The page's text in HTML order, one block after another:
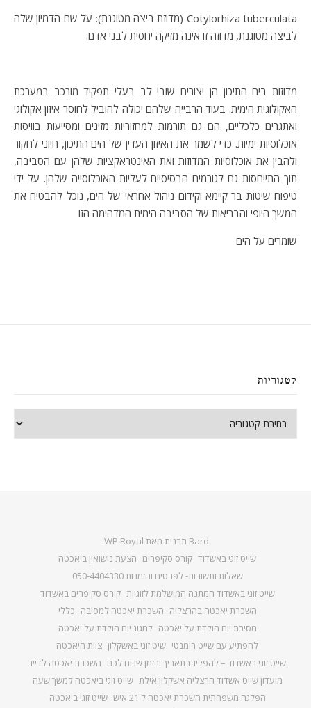
Cotylorhiza tuberculata (מדוזת ביצה מטוגנת): על שם הדמיון שלה
לביצה מטוגנת, מדוזה זו אינה מזיקה יחסית לבני אדם.
מדוזות בים התיכון הן יצורים שובי לב בעלי תפקיד מורכב במערכת
האקולוגית הימית. בעוד הרבייה שלהם יכולה להוביל לחוסר איזון אקולוגי
ואתגרים כלכליים, הם גם תורמות למחזוריות מזינים ומסייעות בוויסות
אוכלוסיות ימיות. כדי לשמר את האיזון העדין של הים התיכון, חיוני לחקור
ולהבין את אוכלוסיות המדוזות ואת האינטראקציות שלהן עם הסביבה,
תוך התייחסות גם לגורמים הבסיסיים לעליות האוכלוסייה שלהן. על ידי
טיפוח שיטות בר קיימא וקידום ניהול אחראי של הים, נוכל להבטיח את
המשך היופי והבריאות של הסביבה הימית המדהימה הזו
שומרים על הים
קטגוריות
Bard תבנית מאת WP Royal
.
שייט זוגי באשדוד קורס סקיפרים הצעת נישואין ביאכטה
שאלות ותשובות- לפרטים והזמנות 050-4404330
שייט זוגי באשדוד המתנה המושלמת לזוגיות קורס סקיפרים באשדוד
השכרת יאכטה בהרצליה השכרת יאכטה למסיבה כללי
מסיבת יום הולדת על יאכטה לחגוג יום הולדת על יאכטה
להפתיע עם שייט רומנטי שיט זוגי באשקלון צוות היאכטה
שייט זוגי באשדוד – להפליג בתאריך ובזמן שנוח לכם השכרת יאכטה לדייג
מועדון שייט אשדוד הרצליה אשקלון אילת שייט זוגי ביאכטה למשך שעה
הפלגה משפחתית השכרת יאכטה ל 21 איש
שייט זוגי ביאכטה